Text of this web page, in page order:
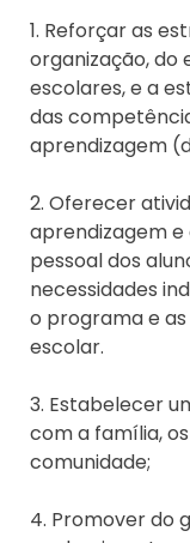
1. Reforçar as
organização, do
escolares, e a
das
aprendizagem
2. Oferecer
aprendizagem
pessoal dos
necessidades
o programa e
escolar.
3. Estabelecer
com a família,
comunidade;
4. Promover do